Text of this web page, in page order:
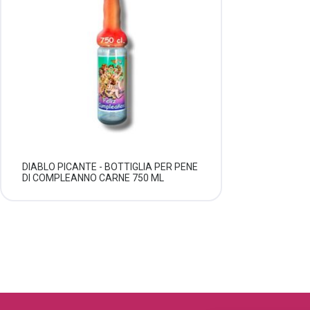
DIABLO PICANTE - BOTTIGLIA PER PENE
DI COMPLEANNO CARNE 750 ML